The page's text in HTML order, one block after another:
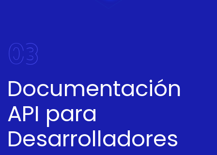
03
Documentación
API para
Desarrolladores